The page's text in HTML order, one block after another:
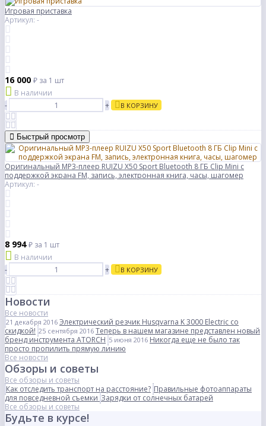
Игровая приставка
Артикул: -
16 000 ₽ за 1 шт
В наличии
-
+ В КОРЗИНУ
Быстрый просмотр
Оригинальный MP3-плеер RUIZU X50 Sport Bluetooth 8 ГБ Clip Mini с
поддержкой экрана FM, запись, электронная книга, часы, шагомер
Артикул: -
8 994₽ за 1 шт
В наличии
-
+ В КОРЗИНУ
Новости
Все новости
21 декабря 2016 Электрический резчик Husqvarna K 3000 Electric со
скидкой! 25 сентября 2016 Теперь в нашем магазине представлен новый
бренд инструмента ATORCH 5 июня 2016 Никогда еще не было так
просто пропилить прямую линию
Все новости
Обзоры и советы
Все обзоры и советы
Как отследить транспорт на расстояние? Правильные фотоаппараты
для повседневной съемки Зарядки от солнечных батарей
Все обзоры и советы
Будьте в курсе!